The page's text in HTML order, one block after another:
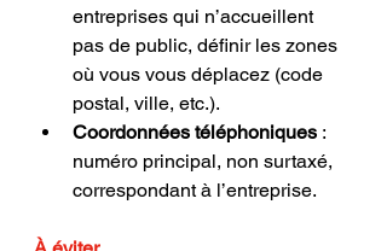
entreprises qui n’accueillent
pas de public, définir les zones
où vous vous déplacez (code
postal, ville, etc.).
Coordonnées téléphoniques :
numéro principal, non surtaxé,
correspondant à l’entreprise.